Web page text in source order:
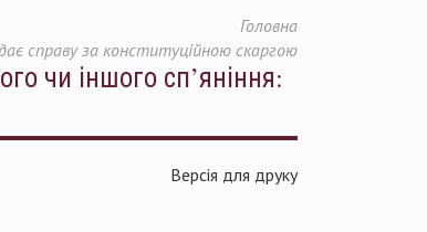
Головна
справу за конституційною скаргою
чи іншого сп’яніння:
Версія для друку